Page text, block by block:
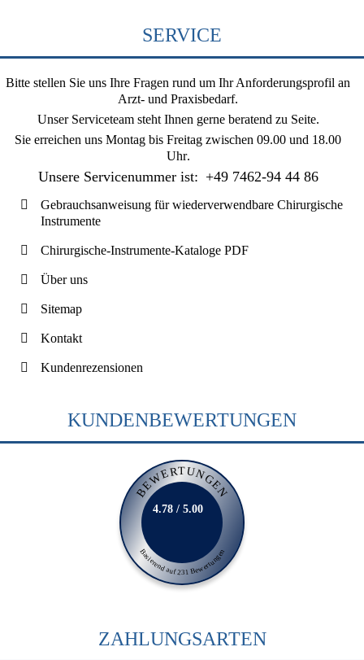
SERVICE
Bitte stellen Sie uns Ihre Fragen rund um Ihr Anforderungsprofil an
Arzt- und Praxisbedarf.
Unser Serviceteam steht Ihnen gerne beratend zu Seite.
Sie erreichen uns Montag bis Freitag zwischen 09.00 und 18.00
Uhr.
Unsere Servicenummer ist: +49 7462-94 44 86
Gebrauchsanweisung für wiederverwendbare Chirurgische
Instrumente
Chirurgische-Instrumente-Kataloge PDF
Über uns
Sitemap
Kontakt
Kundenrezensionen
KUNDENBEWERTUNGEN
BEWERTUNGEN
Basierend auf 231 Bewertungen
4.78 / 5.00
ZAHLUNGSARTEN